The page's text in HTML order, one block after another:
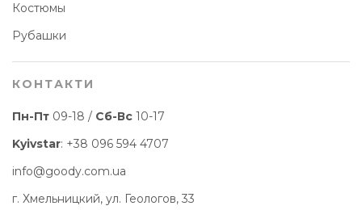
Костюмы
Рубашки
КОНТАКТИ
Пн-Пт 09-18 / Сб-Вс 10-17
Kyivstar: +38 096 594 4707
info@goody.com.ua
г. Хмельницкий, ул. Геологов, 33